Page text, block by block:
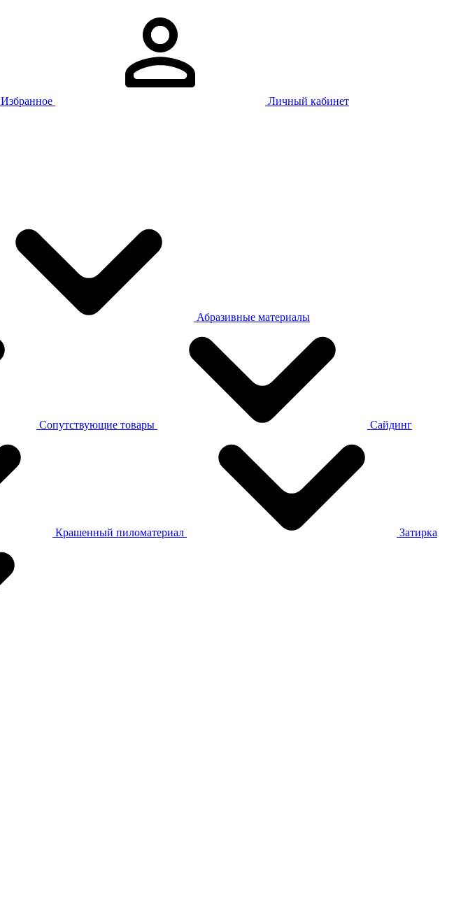
Избранное Личный кабинет
Абразивные материалы
Сопутствующие товары Сайдинг
Крашенный пиломатериал Затирка